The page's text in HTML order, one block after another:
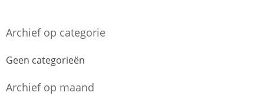
Archief op categorie
Geen categorieën
Archief op maand